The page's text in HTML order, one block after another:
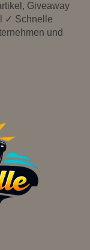
Giveaway
✓ Schnelle
und